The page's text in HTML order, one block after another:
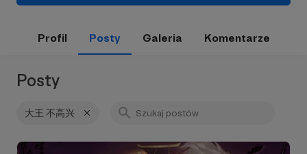
Profil Posty Galeria Komentarze
Posty
大王 不高兴